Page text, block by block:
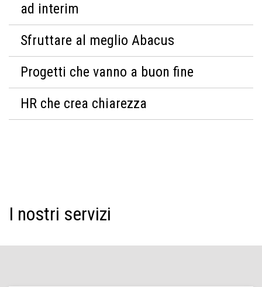
ad interim
Sfruttare al meglio Abacus
Progetti che vanno a buon fine
HR che crea chiarezza
I nostri servizi